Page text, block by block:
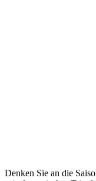
Denken Sie an die